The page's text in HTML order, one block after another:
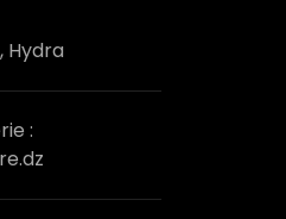
Hydra
: